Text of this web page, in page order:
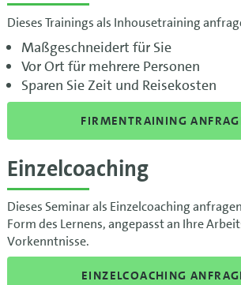
Dieses Trainings als Inhousetraining
Maßgeschneidert für Sie
Vor Ort für mehrere Personen
Sparen Sie Zeit und Reisekosten
FIRMENTRAINING
Einzelcoaching
Dieses Seminar als Einzelcoaching
Form des Lernens, angepasst an Ihre
Vorkenntnisse.
EINZELCOACHING